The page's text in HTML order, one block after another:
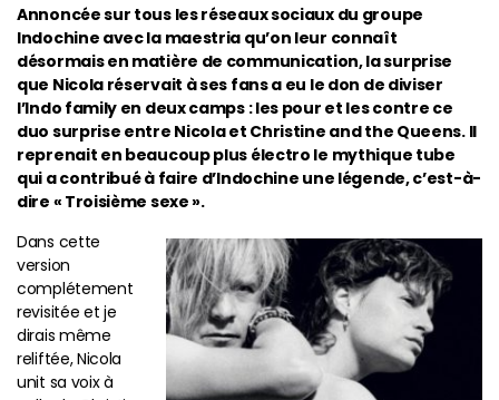
Annoncée sur tous les réseaux sociaux du groupe
Indochine avec la maestria qu’on leur connaît
désormais en matière de communication, la surprise
que Nicola réservait à ses fans a eu le don de diviser
l’Indo family en deux camps : les pour et les contre ce
duo surprise entre Nicola et Christine and the Queens. Il
reprenait en beaucoup plus électro le mythique tube
qui a contribué à faire d’Indochine une légende, c’est-à-
dire « Troisième sexe ».
Dans cette
version
complétement
revisitée et je
dirais même
reliftée, Nicola
unit sa voix à